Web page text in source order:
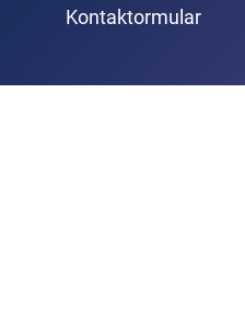
Kontaktormular